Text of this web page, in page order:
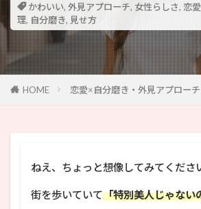
かわいい, 外見アプローチ, 女性らしさ, 恋
理, 自分磨き, 見せ方
HOME 恋愛×自分磨き・外見アプローチ
ねえ、ちょっと想像してみてくださ
街を歩いていて「特別美人じゃない